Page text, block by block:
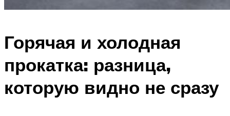
Горячая и холодная
прокатка: разница,
которую видно не сразу